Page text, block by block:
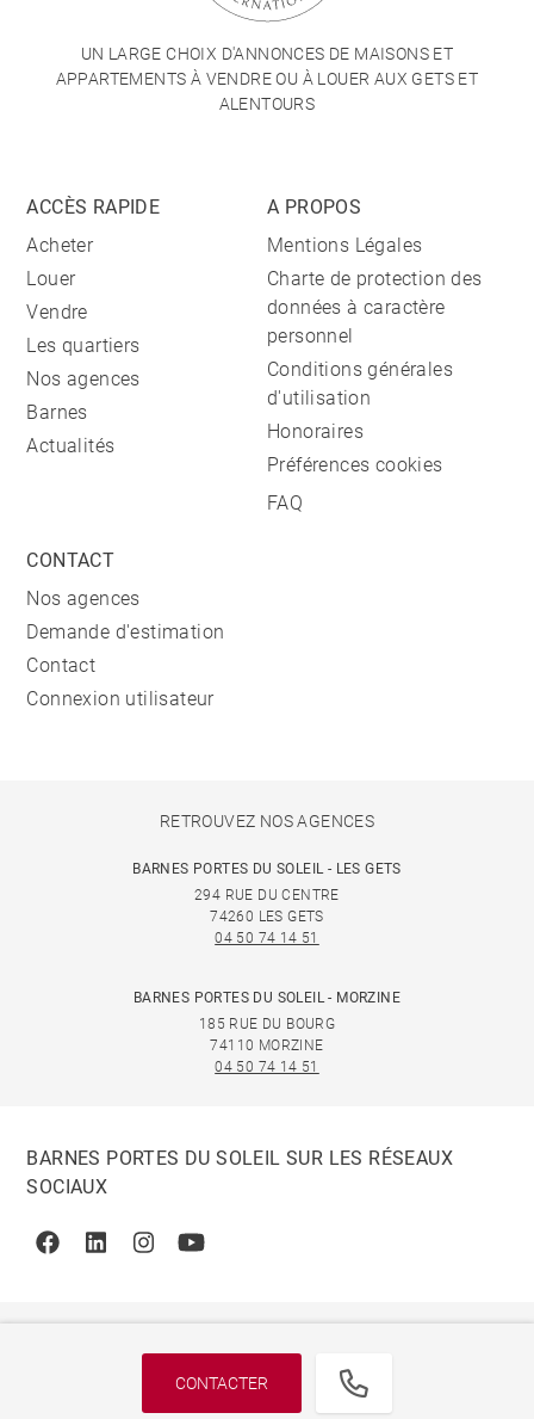
CONTACTER
UN LARGE CHOIX D'ANNONCES DE MAISONS ET
APPARTEMENTS À VENDRE OU À LOUER AUX GETS ET
ALENTOURS
ACCÈS RAPIDE
Acheter
Louer
Vendre
Les quartiers
Nos agences
Barnes
Actualités
A PROPOS
Mentions Légales
Charte de protection des
données à caractère
personnel
Conditions générales
d'utilisation
Honoraires
Préférences cookies
FAQ
CONTACT
Nos agences
Demande d'estimation
Contact
Connexion utilisateur
RETROUVEZ NOS AGENCES
BARNES PORTES DU SOLEIL - LES GETS
294 RUE DU CENTRE
74260 LES GETS
04 50 74 14 51
BARNES PORTES DU SOLEIL - MORZINE
185 RUE DU BOURG
74110 MORZINE
04 50 74 14 51
BARNES PORTES DU SOLEIL SUR LES RÉSEAUX
SOCIAUX
FacebookLinkedinInstagramYoutube
© 2026 BARNES, INTERNATIONAL REALTY - BARNES
INTERNATIONAL